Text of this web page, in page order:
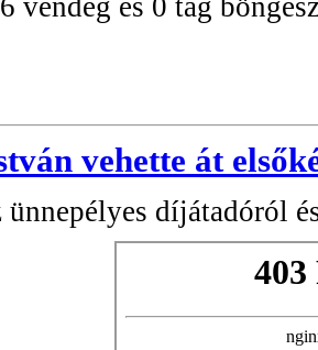
vehette át
ünnepélyes díjátadóról